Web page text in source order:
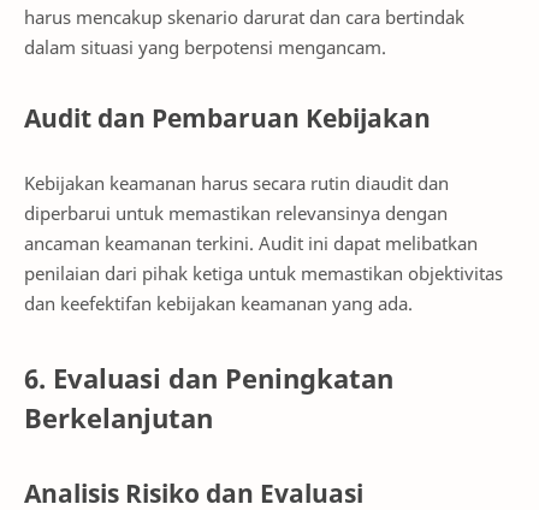
harus mencakup skenario darurat dan cara bertindak
dalam situasi yang berpotensi mengancam.
Audit dan Pembaruan Kebijakan
Kebijakan keamanan harus secara rutin diaudit dan
diperbarui untuk memastikan relevansinya dengan
ancaman keamanan terkini. Audit ini dapat melibatkan
penilaian dari pihak ketiga untuk memastikan objektivitas
dan keefektifan kebijakan keamanan yang ada.
6. Evaluasi dan Peningkatan
Berkelanjutan
Analisis Risiko dan Evaluasi